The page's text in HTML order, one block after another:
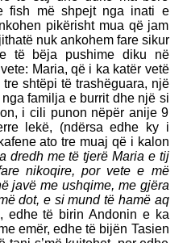
fish më shpejt nga inati e
pikërisht mua që jam
nuk ankohem fare sikur
të bëja pushime diku në
Maria, që i ka katër vetë
shtëpi të trashëguara, një
familja e burrit dhe një si
i cili punon nëpër anije 9
lekë, (ndërsa edhe ky i
ato tre muaj që i kalon
dredh me të tjerë Maria e tij
nikoqire, por vete e më
javë me ushqime, me gjëra
dot, e si mund të hamë aq
edhe të birin Andonin e ka
emër, edhe të bijën Tasien